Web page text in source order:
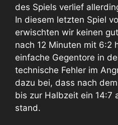
des Spiels verlief
In diesem letzten Spiel
erwischten wir keinen
nach 12 Minuten mit 6:2
einfache Gegentore in
technische Fehler im
dazu bei, dass nach
bis zur Halbzeit ein 14:7
stand.